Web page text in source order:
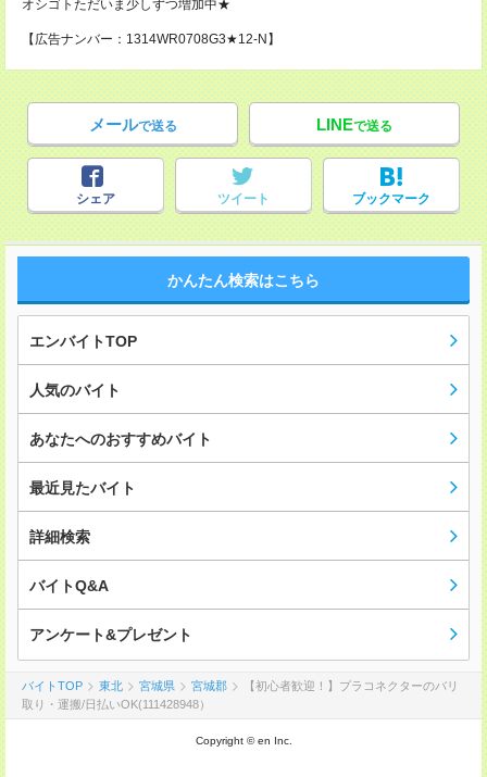
オシゴトただいま少しずつ増加中★
【広告ナンバー：1314WR0708G3★12-N】
メールで送る LINEで送る
シェア ツイート ブックマーク
かんたん検索はこちら
エンバイトTOP
人気のバイト
あなたへのおすすめバイト
最近見たバイト
詳細検索
バイトQ&A
アンケート&プレゼント
バイトTOP 東北 宮城県 宮城郡
【初心者歓迎！】プラコネクターのバリ
取り・運搬/日払いOK(111428948）
Copyright © en Inc.